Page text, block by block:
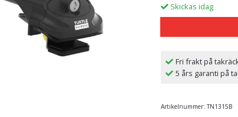
Skickas idag
Fri frakt på
5 års garanti på
Artikelnummer: TN1315B